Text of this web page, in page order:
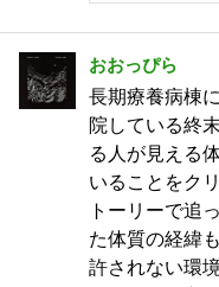
おおっぴら
長期療養病棟
院している終
る人が見える
いることをク
トーリーで追
た体質の経緯
許されない環